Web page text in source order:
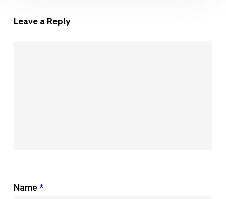
Leave a Reply
Name *